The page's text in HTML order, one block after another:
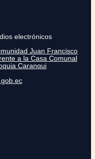
electrónicos
Juan Francisco
a la Casa Comunal
Caranqui